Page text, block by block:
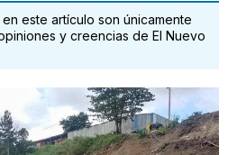
este artículo son únicamente
y creencias de El Nuevo